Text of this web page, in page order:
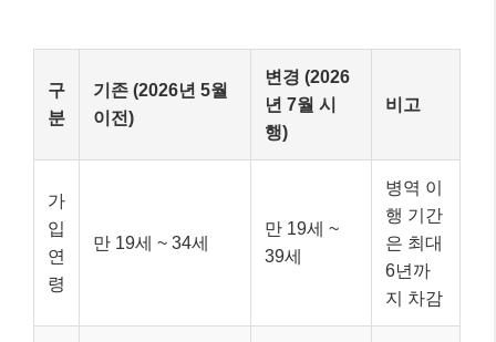
구
분
기존 (2026년 5월
이전)
변경 (2026
년 7월 시
행)
비고
가
입
연
령
만 19세 ~ 34세
만 19세 ~
39세
병역 이
행 기간
은 최대
6년까
지 차감